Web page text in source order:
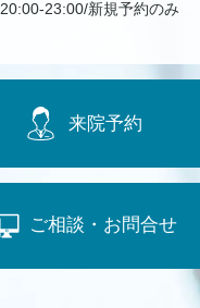
20:00-23:00/新規予約のみ
来院予約
ご相談・お問合せ